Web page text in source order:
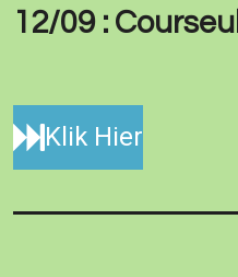
12/09 :
Klik Hier